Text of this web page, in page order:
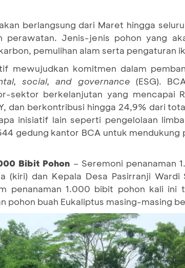
akan berlangsung dari Maret hingga
perawatan. Jenis-jenis pohon yang
pemulihan alam serta pengaturan
mewujudkan komitmen dalam
social, and governance (ESG).
sektor berkelanjutan yang mencapai
dan berkontribusi hingga 24,9% dari
inisiatif lain seperti pengelolaan
gedung kantor BCA untuk
Bibit Pohon – Seremoni penanaman
(kiri) dan Kepala Desa Pasirranji Wardi
penanaman 1.000 bibit pohon kali ini
pohon buah Eukaliptus masing-masing